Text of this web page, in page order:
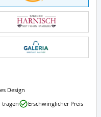
Design
tragen Erschwinglicher Preis